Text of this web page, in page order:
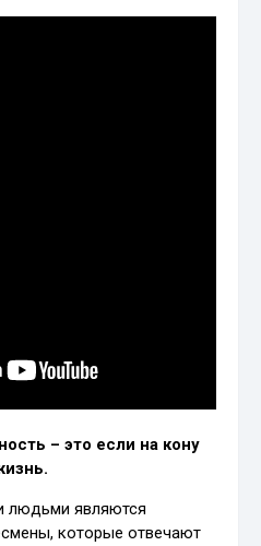
– это если на кону
людьми являются
которые отвечают